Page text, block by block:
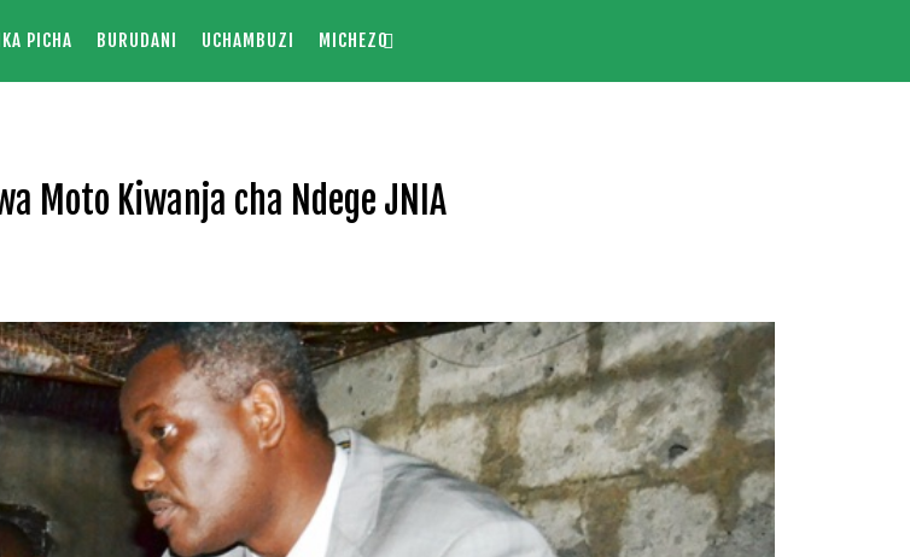
PICHA BURUDANI UCHAMBUZI MICHEZO
Moto Kiwanja cha Ndege JNIA